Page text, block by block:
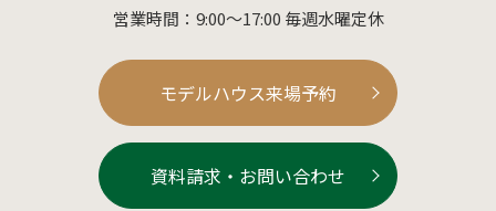
営業時間：9:00～17:00 毎週水曜定休
モデルハウス来場予約
資料請求・お問い合わせ